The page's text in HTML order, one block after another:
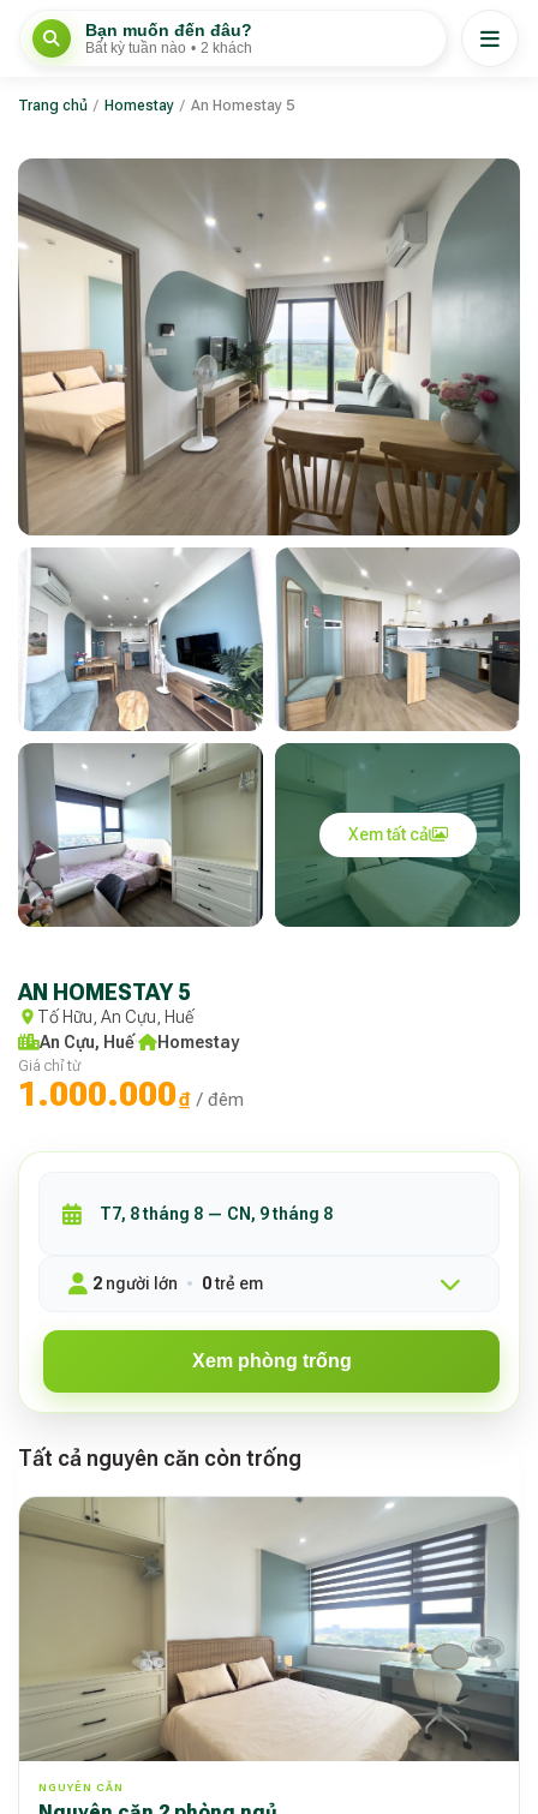
Bạn muốn đến đâu?
Bất kỳ tuần nào • 2 khách
Trang chủ / Homestay / An Homestay 5
Xem tất cả
AN HOMESTAY 5
Tố Hữu, An Cựu, Huế
An Cựu, Huế· Homestay
Giá chỉ từ
1.000.000₫ / đêm
2 người lớn 0trẻ em
Xem phòng trống
Tất cả nguyên căn còn trống
NGUYÊN CĂN